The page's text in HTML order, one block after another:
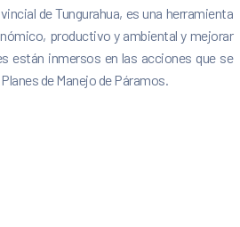
de Tungurahua, es una herramienta
productivo y ambiental y mejorar
están inmersos en las acciones que se
de Manejo de Páramos.